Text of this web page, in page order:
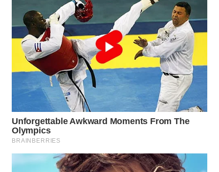
NEWS
WAHANA
TANI
WAHANA
WAHANA
INFRASTRUKTUR
WAHANA
KONSUMEN